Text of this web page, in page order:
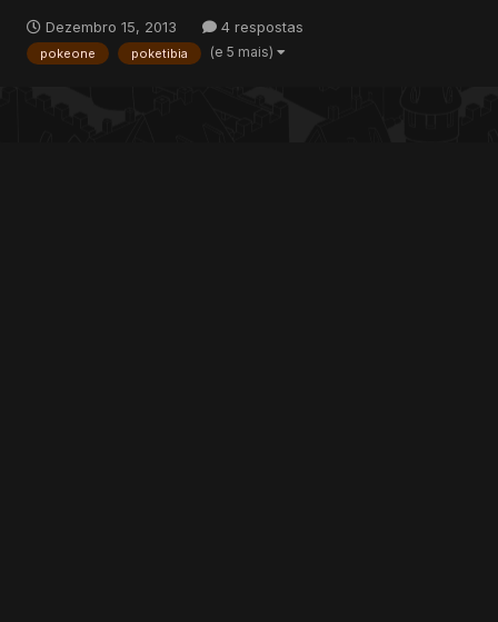
(Grátis) Bike - 100% (Premium) Clans - 100% (Grátis) Área VIP -
100% (Premium) Sistema VIP com 35% de E...
Dezembro 15, 2013 4 respostas
pokeone poketibia (e 5 mais)